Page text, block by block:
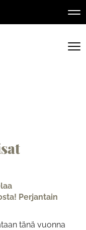
Perjantain
tänä vuonna